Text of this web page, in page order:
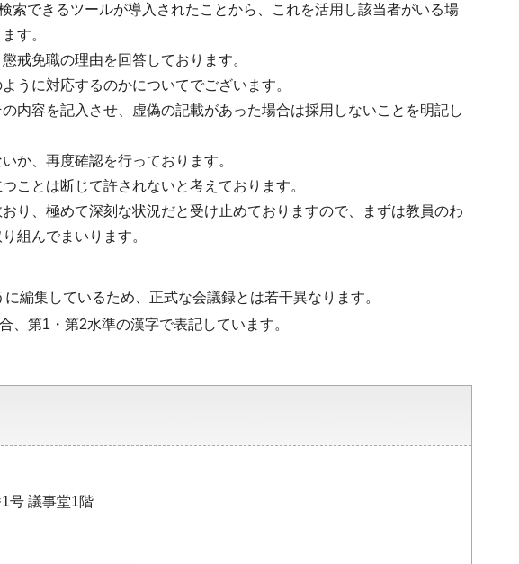
索できるツールが導入されたことから、これを活用し該当者がいる場
す。
戒免職の理由を回答しております。
うに対応するのかについてでございます。
内容を記入させ、虚偽の記載があった場合は採用しないことを明記し
か、再度確認を行っております。
ことは断じて許されないと考えております。
り、極めて深刻な状況だと受け止めておりますので、まずは教員のわ
組んでまいります。
編集しているため、正式な会議録とは若干異なります。
、第1・第2水準の漢字で表記しています。
号 議事堂1階